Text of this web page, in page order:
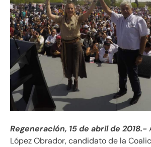
Regeneración, 15 de abril de 2018.-
López Obrador, candidato de la